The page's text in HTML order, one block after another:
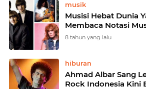
musik
Musisi Hebat Dunia
Membaca Notasi
8 tahun yang lalu
hiburan
Ahmad Albar Sang
Rock Indonesia Kini